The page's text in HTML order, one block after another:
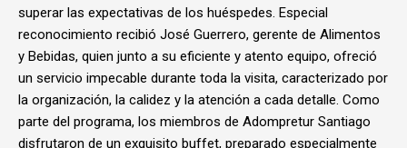
superar las expectativas de los huéspedes. Especial
reconocimiento recibió José Guerrero, gerente de Alimentos
y Bebidas, quien junto a su eficiente y atento equipo, ofreció
un servicio impecable durante toda la visita, caracterizado por
la organización, la calidez y la atención a cada detalle. Como
parte del programa, los miembros de Adompretur Santiago
disfrutaron de un exquisito buffet, preparado especialmente